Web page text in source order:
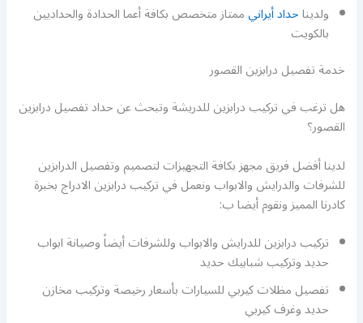
ولديناحداد أيرانيممتاز متخصص بكافة أعما الحدادة والحداديين
بالكويت
خدمة تفصيل درابزين القصور
هل ترغب في تركيب درابزين للدريشة وتبحث عن حداد تفصيل درابزين
القصور؟
لدينا أفضل فريق مجهز بكافة التجهيزات لتصميم وتفصيل الدرابزين
للشرفات والدرايش والابواب ونعمل في تركيب درابزين الادراج بخبرة
كادرنا المميز ونقوم أيضا ب:
تركيب درابزين للدرايش والابواب وللشرفات أيضاً وصيانة ابواب
حديد وتركيب شبابيك حديد
تفصيل مظلات كيربي للسيارات بأسعار رخيصة وتركيب مخازن
حديد وغرف كيربي